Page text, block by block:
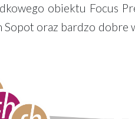
obiektu Focus
oraz bardzo dobre